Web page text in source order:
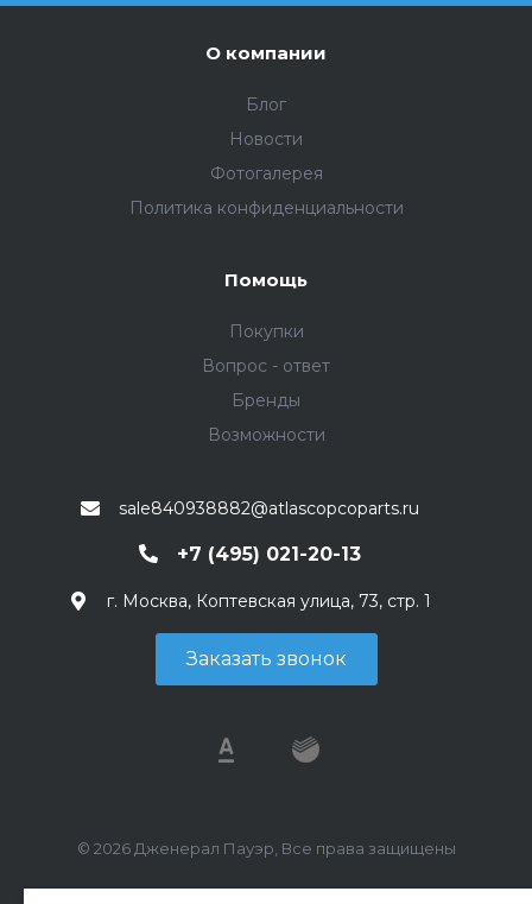
О компании
Блог
Новости
Фотогалерея
Политика конфиденциальности
Помощь
Покупки
Вопрос - ответ
Бренды
Возможности
sale840938882@atlascopcoparts.ru
+7 (495) 021-20-13
г. Москва, Коптевская улица, 73, стр. 1
Заказать звонок
© 2026 Дженерал Пауэр, Все права защищены